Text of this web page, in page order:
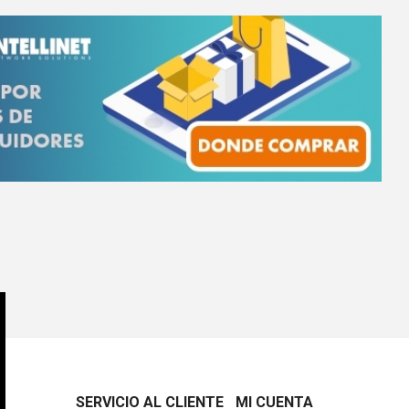
SERVICIO AL CLIENTE MI CUENTA